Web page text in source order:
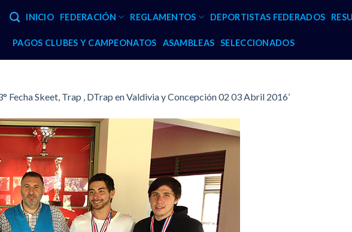
INICIO FEDERACIÓN REGLAMENTOS DEPORTISTAS FEDERADOS
PAGOS CLUBES Y CAMPEONATOS ASAMBLEAS SELECCIONADOS
Fecha Skeet, Trap , DTrap en Valdivia y Concepción 02 03 Abril 2016’